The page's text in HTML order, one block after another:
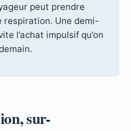
peut prendre
respiration. Une demi-
l’achat impulsif qu’on
sur-